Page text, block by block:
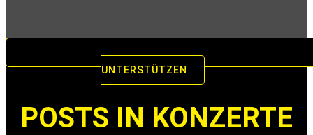
UNTERSTÜTZEN
POSTS IN KONZERTE